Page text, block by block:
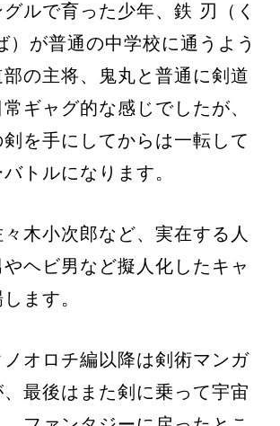
ルで育った少年、鉄 刃（く
）が普通の中学校に通うよう
の主将、鬼丸と普通に剣道
ギャグ的な感じでしたが、
を手にしてからは一転して
トルになります。
木小次郎など、実在する人
ヘビ男など擬人化したキャ
ます。
オロチ編以降は剣術マンガ
最後はまた剣に乗って宇宙